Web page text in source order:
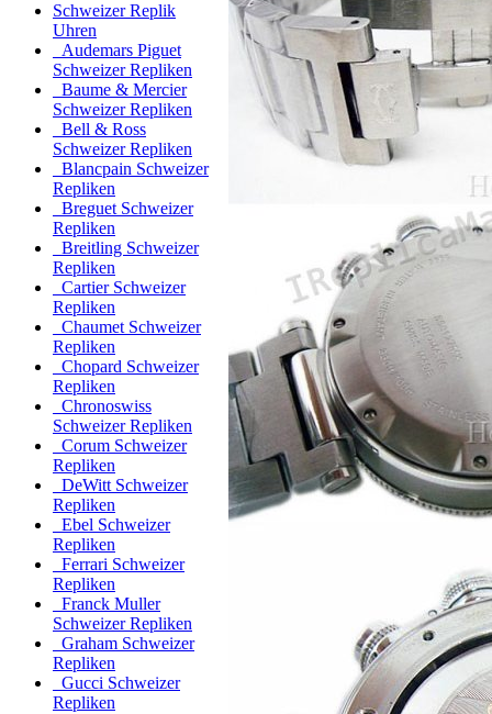
Schweizer Replik
Uhren
Audemars Piguet
Schweizer Repliken
Baume & Mercier
Schweizer Repliken
Bell & Ross
Schweizer Repliken
Blancpain Schweizer
Repliken
Breguet Schweizer
Repliken
Breitling Schweizer
Repliken
Cartier Schweizer
Repliken
Chaumet Schweizer
Repliken
Chopard Schweizer
Repliken
Chronoswiss
Schweizer Repliken
Corum Schweizer
Repliken
DeWitt Schweizer
Repliken
Ebel Schweizer
Repliken
Ferrari Schweizer
Repliken
Franck Muller
Schweizer Repliken
Graham Schweizer
Repliken
Gucci Schweizer
Repliken